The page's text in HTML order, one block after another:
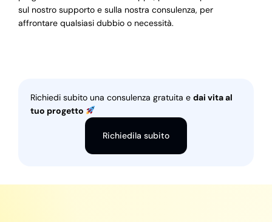
sul nostro supporto e sulla nostra consulenza, per
affrontare qualsiasi dubbio o necessità.
Richiedi subito una consulenza gratuita e dai vita al
tuo progetto
Richiedila subito